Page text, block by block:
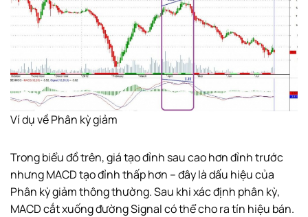
Ví dụ về Phân kỳ giảm
Trong biểu đồ trên, giá tạo đỉnh sau cao hơn đỉnh trước
nhưng MACD tạo đỉnh thấp hơn – đây là dấu hiệu của
Phân kỳ giảm thông thường. Sau khi xác định phân kỳ,
MACD cắt xuống đường Signal có thể cho ra tín hiệu bán.